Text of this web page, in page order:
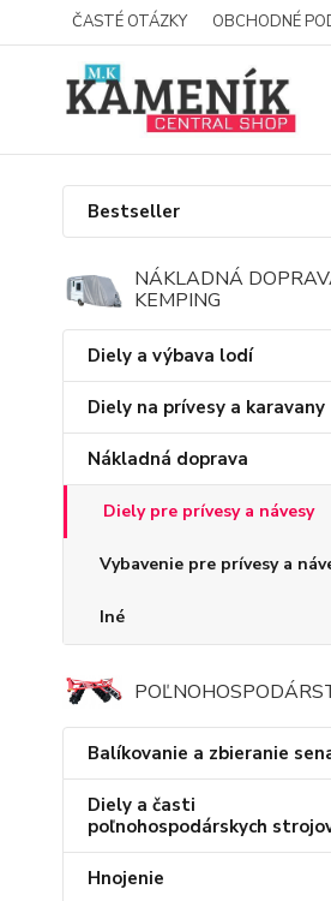
ČASTÉ OTÁZKY OBCHODNÉ
Bestseller
NÁKLADNÁ
KEMPING
Diely a výbava lodí
Diely na prívesy a karavany
Nákladná doprava
Diely pre prívesy a návesy
Vybavenie pre prívesy a
Iné
Balíkovanie a zbieranie
Diely a časti
poľnohospodárskych
Hnojenie